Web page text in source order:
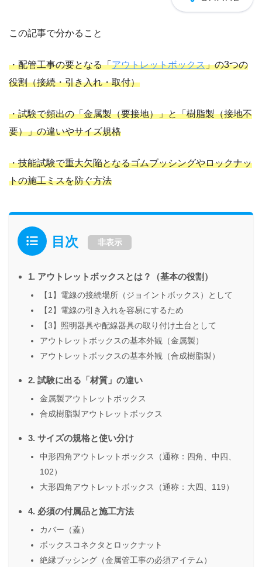
この記事で分かること
・配管工事の要となる「アウトレットボックス」の3つの
役割（接続・引き入れ・取付）
・試験で頻出の「金属製（要接地）」と「樹脂製（接地不
要）」の違いやサイズ規格
・技能試験で重大欠陥となるゴムブッシングやロックナッ
トの施工ミスを防ぐ方法
目次 非表示
1. アウトレットボックスとは？（基本の役割）
【1】電線の接続場所（ジョイントボックス）として
【2】電線の引き入れを容易にするため
【3】照明器具や配線器具の取り付け土台として
アウトレットボックスの基本外観（金属製）
アウトレットボックスの基本外観（合成樹脂製）
2. 試験に出る「材質」の違い
金属製アウトレットボックス
合成樹脂製アウトレットボックス
3. サイズの規格と使い分け
中形四角アウトレットボックス（通称：四角、中四、
102）
大形四角アウトレットボックス（通称：大四、119）
4. 必須の付属品と施工方法
カバー（蓋）
ボックスコネクタとロックナット
絶縁ブッシング（金属管工事の必須アイテム）